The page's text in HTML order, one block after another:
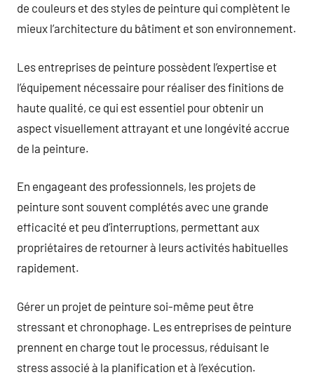
de couleurs et des styles de peinture qui complètent le
mieux l’architecture du bâtiment et son environnement.
Les entreprises de peinture possèdent l’expertise et
l’équipement nécessaire pour réaliser des finitions de
haute qualité, ce qui est essentiel pour obtenir un
aspect visuellement attrayant et une longévité accrue
de la peinture.
En engageant des professionnels, les projets de
peinture sont souvent complétés avec une grande
efficacité et peu d’interruptions, permettant aux
propriétaires de retourner à leurs activités habituelles
rapidement.
Gérer un projet de peinture soi-même peut être
stressant et chronophage. Les entreprises de peinture
prennent en charge tout le processus, réduisant le
stress associé à la planification et à l’exécution.